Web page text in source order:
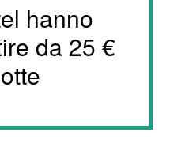
hanno
da 25 €